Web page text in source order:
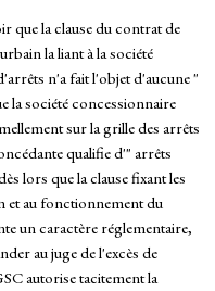
que la clause du contrat de
la liant à la société
n'a fait l'objet d'aucune "
la société concessionnaire
sur la grille des arrêts
qualifie d'" arrêts
lors que la clause fixant les
et au fonctionnement du
un caractère réglementaire,
au juge de l'excès de
autorise tacitement la